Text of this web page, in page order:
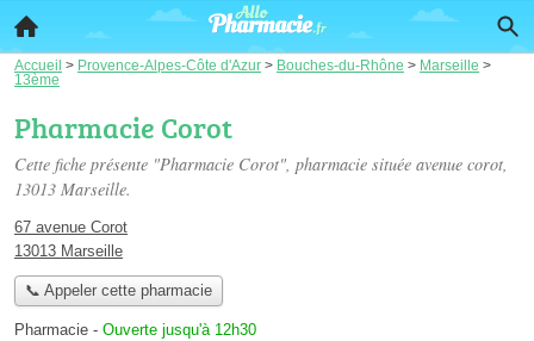
Accueil > Provence-Alpes-Côte d'Azur > Bouches-du-Rhône > Marseille >
13ème
Pharmacie Corot
Cette fiche présente "Pharmacie Corot", pharmacie située avenue corot,
13013 Marseille.
67 avenue Corot
13013 Marseille
📞 Appeler cette pharmacie
Pharmacie - Ouverte jusqu'à 12h30